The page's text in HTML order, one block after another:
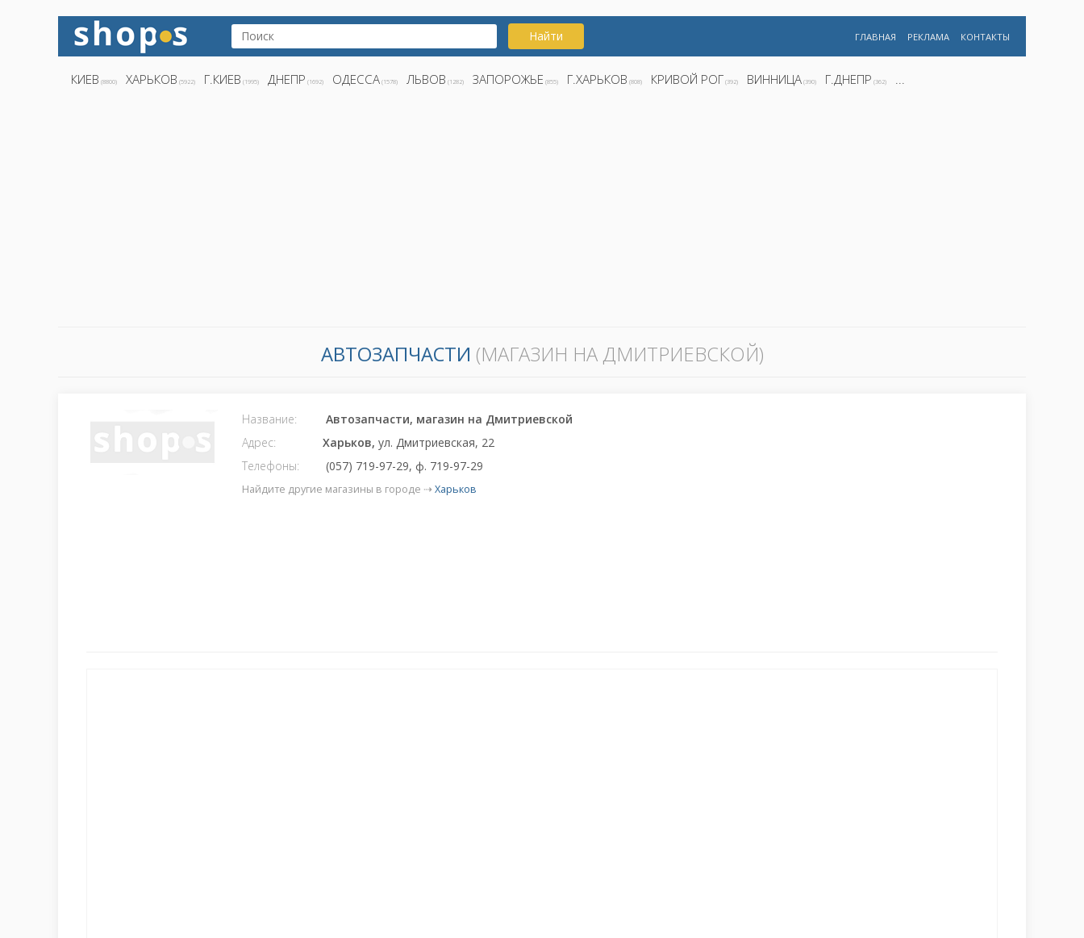
Найти ГЛАВНАЯ РЕКЛАМА КОНТАКТЫ
КИЕВ (8800) ХАРЬКОВ (5922) Г.КИЕВ (1995) ДНЕПР (1692) ОДЕССА (1578) ЛЬВОВ (1282) ЗАПОРОЖЬЕ (855) Г.ХАРЬКОВ (808) КРИВОЙ РОГ (392) ВИННИЦА (390) Г.ДНЕПР (362) ...
АВТОЗАПЧАСТИ (МАГАЗИН НА ДМИТРИЕВСКОЙ)
Название:
Автозапчасти, магазин на Дмитриевской
Адрес:
Харьков,ул. Дмитриевская, 22
Телефоны:
(057) 719-97-29, ф. 719-97-29
Найдите другие магазины в городе ⇢Харьков